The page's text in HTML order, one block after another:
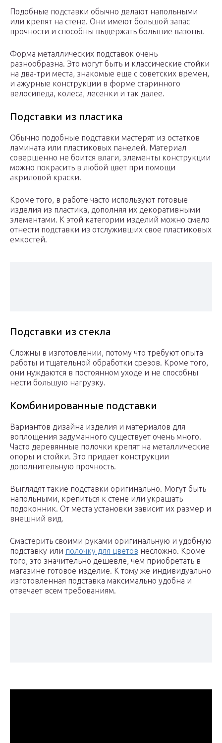
Подобные подставки обычно делают напольными
или крепят на стене. Они имеют большой запас
прочности и способны выдержать большие вазоны.
Форма металлических подставок очень
разнообразна. Это могут быть и классические стойки
на два-три места, знакомые еще с советских времен,
и ажурные конструкции в форме старинного
велосипеда, колеса, лесенки и так далее.
Подставки из пластика
Обычно подобные подставки мастерят из остатков
ламината или пластиковых панелей. Материал
совершенно не боится влаги, элементы конструкции
можно покрасить в любой цвет при помощи
акриловой краски.
Кроме того, в работе часто используют готовые
изделия из пластика, дополняя их декоративными
элементами. К этой категории изделий можно смело
отнести подставки из отслуживших свое пластиковых
емкостей.
Подставки из стекла
Сложны в изготовлении, потому что требуют опыта
работы и тщательной обработки срезов. Кроме того,
они нуждаются в постоянном уходе и не способны
нести большую нагрузку.
Комбинированные подставки
Вариантов дизайна изделия и материалов для
воплощения задуманного существует очень много.
Часто деревянные полочки крепят на металлические
опоры и стойки. Это придает конструкции
дополнительную прочность.
Выглядят такие подставки оригинально. Могут быть
напольными, крепиться к стене или украшать
подоконник. От места установки зависит их размер и
внешний вид.
Смастерить своими руками оригинальную и удобную
подставку или полочку для цветов несложно. Кроме
того, это значительно дешевле, чем приобретать в
магазине готовое изделие. К тому же индивидуально
изготовленная подставка максимально удобна и
отвечает всем требованиям.